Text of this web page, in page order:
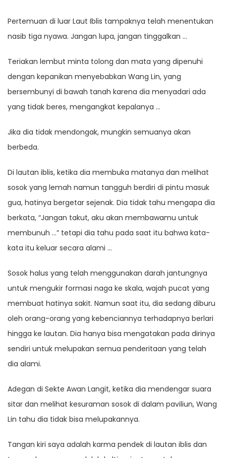
Pertemuan di luar Laut Iblis tampaknya telah menentukan
nasib tiga nyawa. Jangan lupa, jangan tinggalkan …
Teriakan lembut minta tolong dan mata yang dipenuhi
dengan kepanikan menyebabkan Wang Lin, yang
bersembunyi di bawah tanah karena dia menyadari ada
yang tidak beres, mengangkat kepalanya …
Jika dia tidak mendongak, mungkin semuanya akan
berbeda.
Di lautan iblis, ketika dia membuka matanya dan melihat
sosok yang lemah namun tangguh berdiri di pintu masuk
gua, hatinya bergetar sejenak. Dia tidak tahu mengapa dia
berkata, “Jangan takut, aku akan membawamu untuk
membunuh …” tetapi dia tahu pada saat itu bahwa kata-
kata itu keluar secara alami …
Sosok halus yang telah menggunakan darah jantungnya
untuk mengukir formasi naga ke skala, wajah pucat yang
membuat hatinya sakit. Namun saat itu, dia sedang diburu
oleh orang-orang yang kebenciannya terhadapnya berlari
hingga ke lautan. Dia hanya bisa mengatakan pada dirinya
sendiri untuk melupakan semua penderitaan yang telah
dia alami.
Adegan di Sekte Awan Langit, ketika dia mendengar suara
sitar dan melihat kesuraman sosok di dalam paviliun, Wang
Lin tahu dia tidak bisa melupakannya.
Tangan kiri saya adalah karma pendek di lautan iblis dan